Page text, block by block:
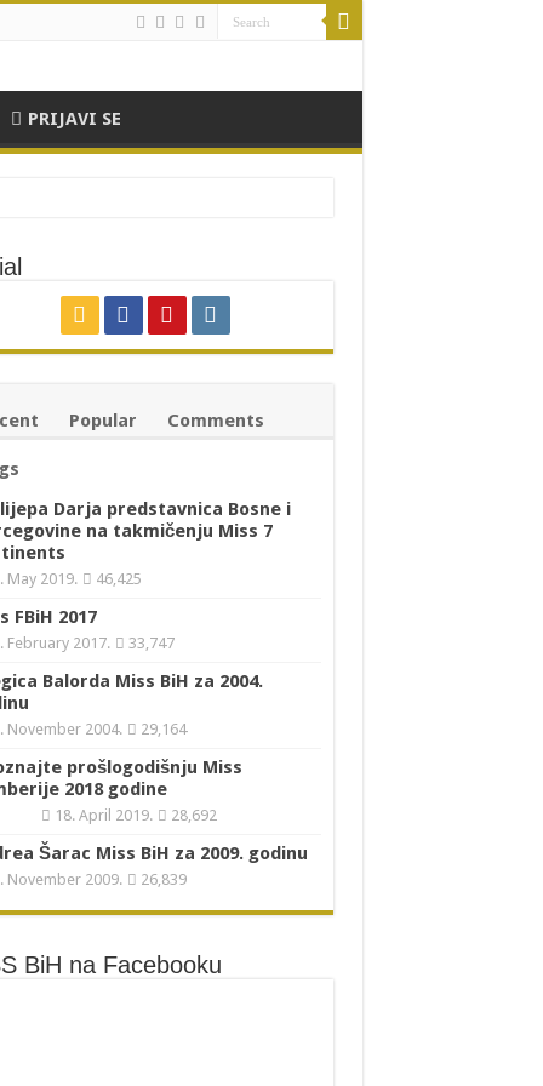
PRIJAVI SE
Popular Comments
Darja predstavnica Bosne i
na takmičenju Miss 7
May 2019. 46,425
FBiH 2017
February 2017. 33,747
Balorda Miss BiH za 2004.
November 2004. 29,164
prošlogodišnju Miss
2018 godine
18. April 2019. 28,692
Šarac Miss BiH za 2009. godinu
November 2009. 26,839
BiH na Facebooku